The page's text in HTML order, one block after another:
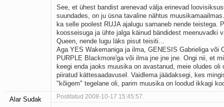
See, et ühest bandist arenevad välja erinevad
suundades, on ju üsna tavaline nähtus
ka selle poolest RUJA ajalugu sarnaneb nende teistega.
koosseisuga ja ühte jalga käinud bändidest meenuvadki
Queen, nende lugu läks pisut teisiti...
Aga YES Wakemaniga ja ilma, GENESIS Gabrieliga või
PURPLE Blackmore'ga või ilma jne jne jne. Ongi nii, et
keegi enda jaoks muusika on avastanud, meie oludes oli
piiratud kättesaadavusel. Vaidlema jäädaksegi, kes
"kõigem" tegelane oli, parim muusika on loodud ikkagi
Alar Sudak Postitatud 2008-10-17 15:45:57.